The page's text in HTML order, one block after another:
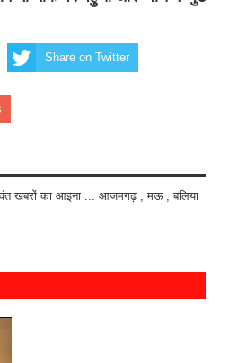
Share on Twitter
खबरों का आइना ... आजमगढ़ , मऊ , बलिया